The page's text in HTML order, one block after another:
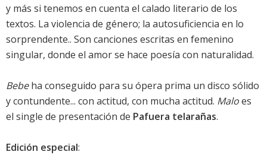
y más si tenemos en cuenta el calado literario de los
textos. La violencia de género; la autosuficiencia en lo
sorprendente.. Son canciones escritas en femenino
singular, donde el amor se hace poesía con naturalidad.
Bebeha conseguido para su ópera prima un disco sólido
y contundente... con actitud, con mucha actitud. Maloes
el single de presentación de Pafuera telarañas.
Edición especial: